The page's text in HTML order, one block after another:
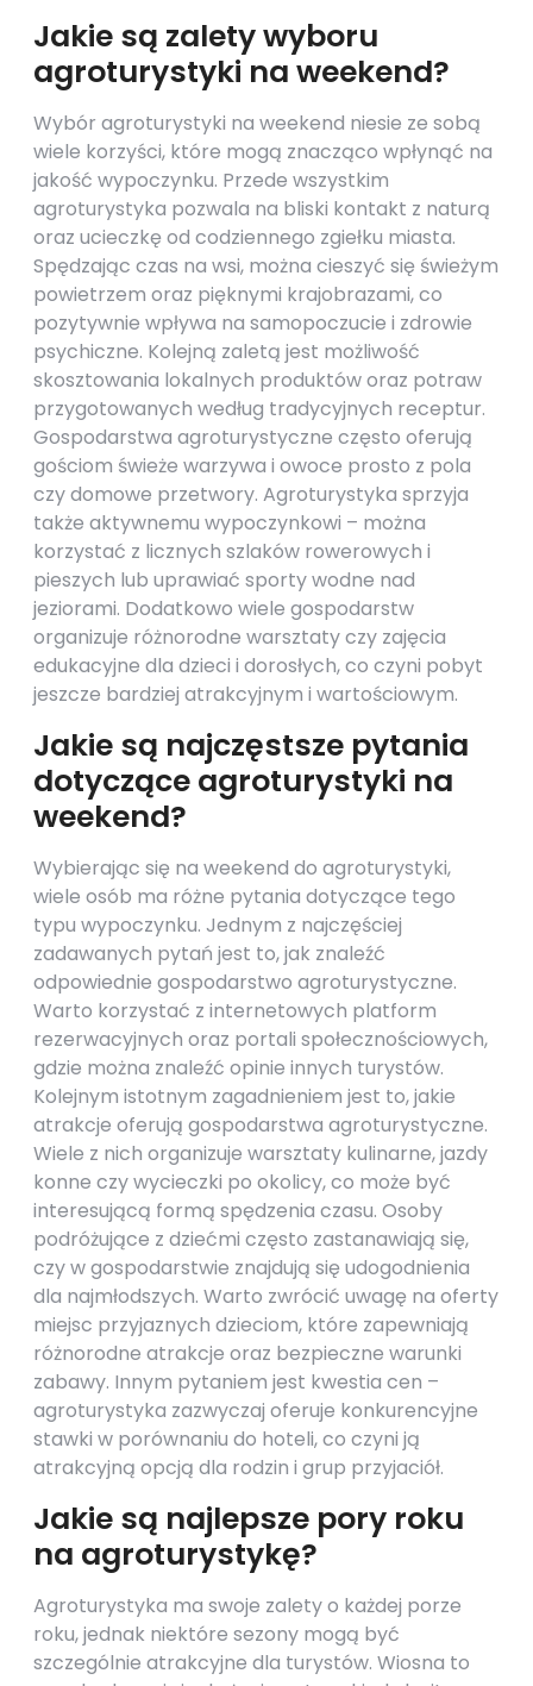
Jakie są zalety wyboru
agroturystyki na weekend?
Wybór agroturystyki na weekend niesie ze sobą
wiele korzyści, które mogą znacząco wpłynąć na
jakość wypoczynku. Przede wszystkim
agroturystyka pozwala na bliski kontakt z naturą
oraz ucieczkę od codziennego zgiełku miasta.
Spędzając czas na wsi, można cieszyć się świeżym
powietrzem oraz pięknymi krajobrazami, co
pozytywnie wpływa na samopoczucie i zdrowie
psychiczne. Kolejną zaletą jest możliwość
skosztowania lokalnych produktów oraz potraw
przygotowanych według tradycyjnych receptur.
Gospodarstwa agroturystyczne często oferują
gościom świeże warzywa i owoce prosto z pola
czy domowe przetwory. Agroturystyka sprzyja
także aktywnemu wypoczynkowi – można
korzystać z licznych szlaków rowerowych i
pieszych lub uprawiać sporty wodne nad
jeziorami. Dodatkowo wiele gospodarstw
organizuje różnorodne warsztaty czy zajęcia
edukacyjne dla dzieci i dorosłych, co czyni pobyt
jeszcze bardziej atrakcyjnym i wartościowym.
Jakie są najczęstsze pytania
dotyczące agroturystyki na
weekend?
Wybierając się na weekend do agroturystyki,
wiele osób ma różne pytania dotyczące tego
typu wypoczynku. Jednym z najczęściej
zadawanych pytań jest to, jak znaleźć
odpowiednie gospodarstwo agroturystyczne.
Warto korzystać z internetowych platform
rezerwacyjnych oraz portali społecznościowych,
gdzie można znaleźć opinie innych turystów.
Kolejnym istotnym zagadnieniem jest to, jakie
atrakcje oferują gospodarstwa agroturystyczne.
Wiele z nich organizuje warsztaty kulinarne, jazdy
konne czy wycieczki po okolicy, co może być
interesującą formą spędzenia czasu. Osoby
podróżujące z dziećmi często zastanawiają się,
czy w gospodarstwie znajdują się udogodnienia
dla najmłodszych. Warto zwrócić uwagę na oferty
miejsc przyjaznych dzieciom, które zapewniają
różnorodne atrakcje oraz bezpieczne warunki
zabawy. Innym pytaniem jest kwestia cen –
agroturystyka zazwyczaj oferuje konkurencyjne
stawki w porównaniu do hoteli, co czyni ją
atrakcyjną opcją dla rodzin i grup przyjaciół.
Jakie są najlepsze pory roku
na agroturystykę?
Agroturystyka ma swoje zalety o każdej porze
roku, jednak niektóre sezony mogą być
szczególnie atrakcyjne dla turystów. Wiosna to